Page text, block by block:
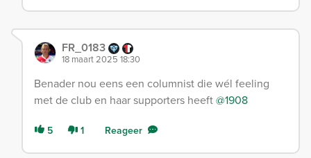
FR_0183
18 maart 2025 18:30
Benader nou eens een columnist die wél feeling
met de club en haar supporters heeft@1908
5 1 Reageer